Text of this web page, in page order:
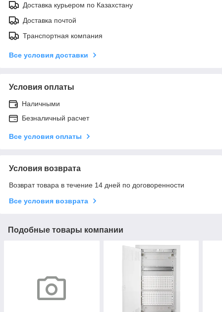
Доставка курьером по Казахстану
Доставка почтой
Транспортная компания
Все условия доставки
Условия оплаты
Наличными
Безналичный расчет
Все условия оплаты
Условия возврата
Возврат товара в течение 14 дней по договоренности
Все условия возврата
Подобные товары компании